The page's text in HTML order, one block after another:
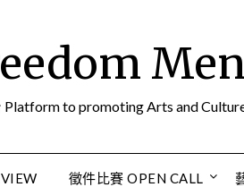
to promoting Arts and
徵件比賽 OPEN CALL